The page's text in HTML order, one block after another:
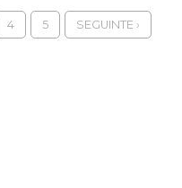
4 5 SEGUINTE ›